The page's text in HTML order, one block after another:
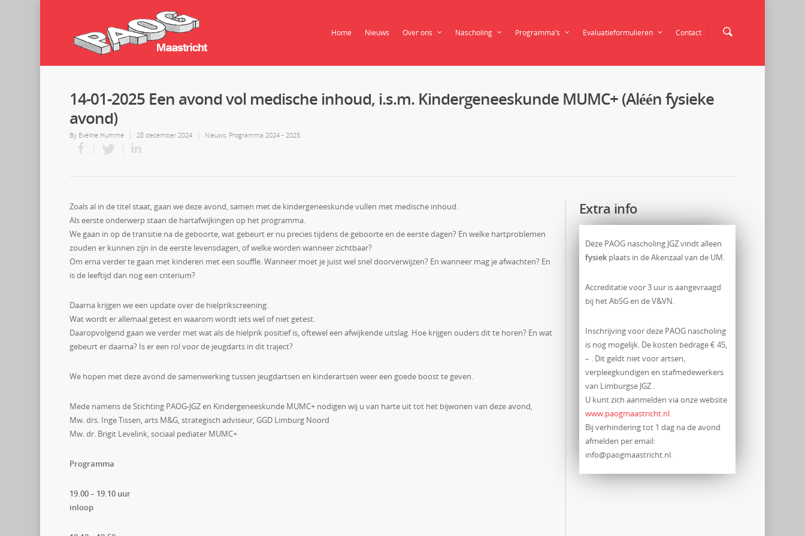
Home Nieuws Over ons Nascholing Programma’s Evaluatieformulieren Contact
14-01-2025 Een avond vol medische inhoud, i.s.m. Kindergeneeskunde MUMC+ (Aléén fysieke
avond)
By Eveline Humme 28 december 2024 Nieuws, Programma 2024 - 2025
Zoals al in de titel staat, gaan we deze avond, samen met de kindergeneeskunde vullen met medische inhoud.
Als eerste onderwerp staan de hartafwijkingen op het programma.
We gaan in op de transitie na de geboorte, wat gebeurt er nu precies tijdens de geboorte en de eerste dagen? En welke hartproblemen
zouden er kunnen zijn in de eerste levensdagen, of welke worden wanneer zichtbaar?
Om erna verder te gaan met kinderen met een souffle. Wanneer moet je juist wel snel doorverwijzen? En wanneer mag je afwachten? En
is de leeftijd dan nog een criterium?
Daarna krijgen we een update over de hielprikscreening.
Wat wordt er allemaal getest en waarom wordt iets wel of niet getest.
Daaropvolgend gaan we verder met wat als de hielprik positief is, oftewel een afwijkende uitslag. Hoe krijgen ouders dit te horen? En wat
gebeurt er daarna? Is er een rol voor de jeugdarts in dit traject?
We hopen met deze avond de samenwerking tussen jeugdartsen en kinderartsen weer een goede boost te geven.
Mede namens de Stichting PAOG-JGZ en Kindergeneeskunde MUMC+ nodigen wij u van harte uit tot het bijwonen van deze avond,
Mw. drs. Inge Tissen, arts M&G, strategisch adviseur, GGD Limburg Noord
Mw. dr. Brigit Levelink, sociaal pediater MUMC+
Programma
19.00 – 19.10 uur
inloop
Extra info
Deze PAOG nascholing JGZ vindt alleen
fysiekplaats in de Akenzaal van de UM.
Accreditatie voor 3 uur is aangevraagd
bij het AbSG en de V&VN.
Inschrijving voor deze PAOG nascholing
is nog mogelijk. De kosten bedrage € 45,
– . Dit geldt niet voor artsen,
verpleegkundigen en stafmedewerkers
van Limburgse JGZ .
U kunt zich aanmelden via onze website
www.paogmaastricht.nl.
Bij verhindering tot 1 dag na de avond
afmelden per email:
info@paogmaastricht.nl.